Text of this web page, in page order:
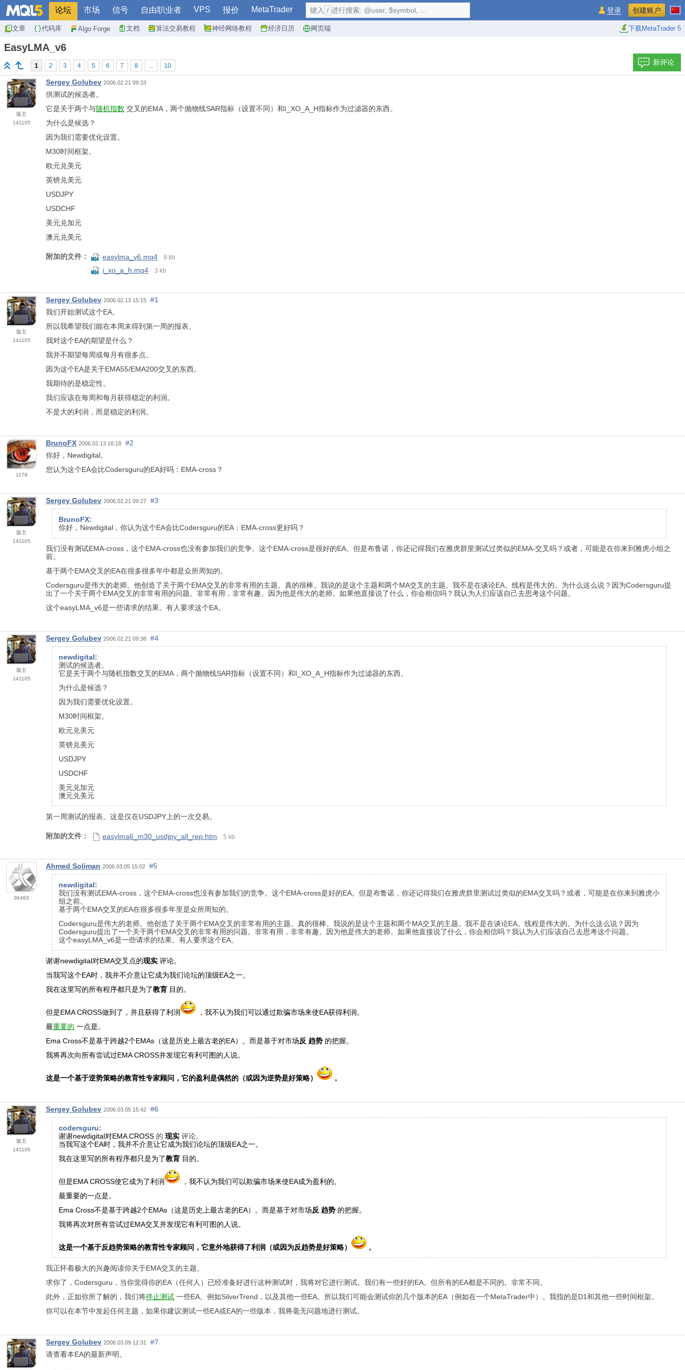
论坛 市场 信号 自由职业者 VPS 报价 MetaTrader
文章 代码库 Algo Forge 文档 算法交易教程 神经网络教程 经济日历 网页端 下载MetaTrader 5
键入 / 进行搜索: @user, $symbol, ... 登录 创建账户
EasyLMA_v6
1 2 3 4 5 6 7 8 ... 10 新评论
版主
141105
Sergey Golubev 2006.02.21 09:33
供测试的候选者。
它是关于两个与随机指数 交叉的EMA，两个抛物线SAR指标（设置不同）和I_XO_A_H指标作为过滤器的东西。
为什么是候选？
因为我们需要优化设置。
M30时间框架。
欧元兑美元
英镑兑美元
USDJPY
USDCHF
美元兑加元
澳元兑美元
附加的文件： easylma_v6.mq4 8 kb
i_xo_a_h.mq4 3 kb
版主
141105
Sergey Golubev 2006.02.13 15:15
#1
我们开始测试这个EA。
所以我希望我们能在本周末得到第一周的报表。
我对这个EA的期望是什么？
我并不期望每周或每月有很多点。
因为这个EA是关于EMA55/EMA200交叉的东西。
我期待的是稳定性。
我们应该在每周和每月获得稳定的利润。
不是大的利润，而是稳定的利润。
1179
BrunoFX 2006.02.13 16:18
#2
你好，Newdigital。
您认为这个EA会比Codersguru的EA好吗：EMA-cross？
版主
141105
Sergey Golubev 2006.02.21 09:27 #3
BrunoFX:
你好，Newdigital，你认为这个EA会比Codersguru的EA：EMA-cross更好吗？
我们没有测试EMA-cross，这个EMA-cross也没有参加我们的竞争。这个EMA-cross是很好的EA。但是布鲁诺，你还记得我们在雅虎群里测试过类似的EMA-交叉吗？或者，可能是在你来到雅虎小组之
前。
基于两个EMA交叉的EA在很多很多年中都是众所周知的。
Codersguru是伟大的老师。他创造了关于两个EMA交叉的非常有用的主题。真的很棒。我说的是这个主题和两个MA交叉的主题。我不是在谈论EA。线程是伟大的。为什么这么说？因为Codersguru提
出了一个关于两个EMA交叉的非常有用的问题。非常有用，非常有趣。因为他是伟大的老师。如果他直接说了什么，你会相信吗？我认为人们应该自己去思考这个问题。
这个easyLMA_v6是一些请求的结果。有人要求这个EA。
版主
141105
Sergey Golubev 2006.02.21 09:38 #4
newdigital:
测试的候选者。
它是关于两个与随机指数交叉的EMA，两个抛物线SAR指标（设置不同）和I_XO_A_H指标作为过滤器的东西。
为什么是候选？
因为我们需要优化设置。
M30时间框架。
欧元兑美元
英镑兑美元
USDJPY
USDCHF
美元兑加元
澳元兑美元
第一周测试的报表。这是仅在USDJPY上的一次交易。
附加的文件： easylma6_m30_usdjpy_all_rep.htm 5 kb
36483
Ahmed Soliman 2006.03.05 15:02 #5
newdigital:
我们没有测试EMA-cross，这个EMA-cross也没有参加我们的竞争。这个EMA-cross是好的EA。但是布鲁诺，你还记得我们在雅虎群里测试过类似的EMA交叉吗？或者，可能是在你来到雅虎小
组之前。
基于两个EMA交叉的EA在很多很多年里是众所周知的。
Codersguru是伟大的老师。他创造了关于两个EMA交叉的非常有用的主题。真的很棒。我说的是这个主题和两个MA交叉的主题。我不是在谈论EA。线程是伟大的。为什么这么说？因为
Codersguru提出了一个关于两个EMA交叉的非常有用的问题。非常有用，非常有趣。因为他是伟大的老师。如果他直接说了什么，你会相信吗？我认为人们应该自己去思考这个问题。
这个easyLMA_v6是一些请求的结果。有人要求这个EA。
谢谢newdigital对EMA交叉点的现实 评论。
当我写这个EA时，我并不介意让它成为我们论坛的顶级EA之一。
我在这里写的所有程序都只是为了教育 目的。
但是EMA CROSS做到了，并且获得了利润
，我不认为我们可以通过欺骗市场来使EA获得利润。
最重要的 一点是。
Ema Cross不是基于跨越2个EMAs（这是历史上最古老的EA）。而是基于对市场反 趋势 的把握。
我将再次向所有尝试过EMA CROSS并发现它有利可图的人说。
这是一个基于逆势策略的教育性专家顾问，它的盈利是偶然的（或因为逆势是好策略） 。
版主
141105
Sergey Golubev 2006.03.05 15:42 #6
codersguru:
谢谢newdigital对EMA CROSS 的 现实 评论。
当我写这个EA时，我并不介意让它成为我们论坛的顶级EA之一。
我在这里写的所有程序都只是为了教育 目的。
但是EMA CROSS使它成为了利润
，我不认为我们可以欺骗市场来使EA成为盈利的。
最重要的一点是。
Ema Cross不是基于跨越2个EMAs（这是历史上最古老的EA）。而是基于对市场反 趋势 的把握。
我将再次对所有尝试过EMA交叉并发现它有利可图的人说。
这是一个基于反趋势策略的教育性专家顾问，它意外地获得了利润（或因为反趋势是好策略） 。
我正怀着极大的兴趣阅读你关于EMA交叉的主题。
求你了，Codersguru，当你觉得你的EA（任何人）已经准备好进行这种测试时，我将对它进行测试。我们有一些好的EA。但所有的EA都是不同的。非常不同。
此外，正如你所了解的，我们将停止测试 一些EA。例如SilverTrend，以及其他一些EA。所以我们可能会测试你的几个版本的EA（例如在一个MetaTrader中）。我指的是D1和其他一些时间框架。
你可以在本节中发起任何主题，如果你建议测试一些EA或EA的一些版本，我将毫无问题地进行测试。
Sergey Golubev 2006.03.09 12:31
#7
请查看本EA的最新声明。